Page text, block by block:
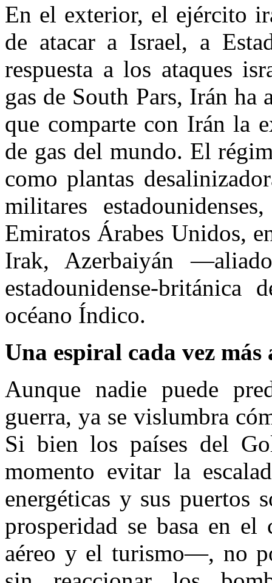
En el exterior, el ejército
de atacar a Israel, a
respuesta a los ataques
gas de South Pars, Irán ha
que comparte con Irán la
de gas del mundo. El
como plantas
militares
Emiratos Árabes Unidos,
Irak, Azerbaiyán
estadounidense-
océano Índico.
Una espiral cada vez más
Aunque nadie puede
guerra, ya se vislumbra
Si bien los países del
momento evitar la
energéticas y sus puertos
prosperidad se basa en
aéreo y el turismo—, no